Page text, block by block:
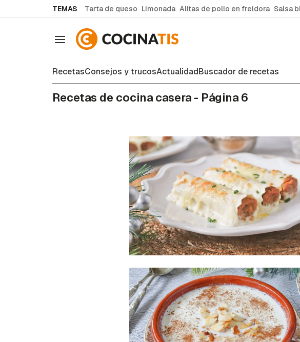
TEMAS Tarta de queso Limonada Alitas de pollo en freidora Salsa
Navegación
RecetasConsejos y trucosActualidadBuscador de recetas
Recetas de cocina casera - Página 6